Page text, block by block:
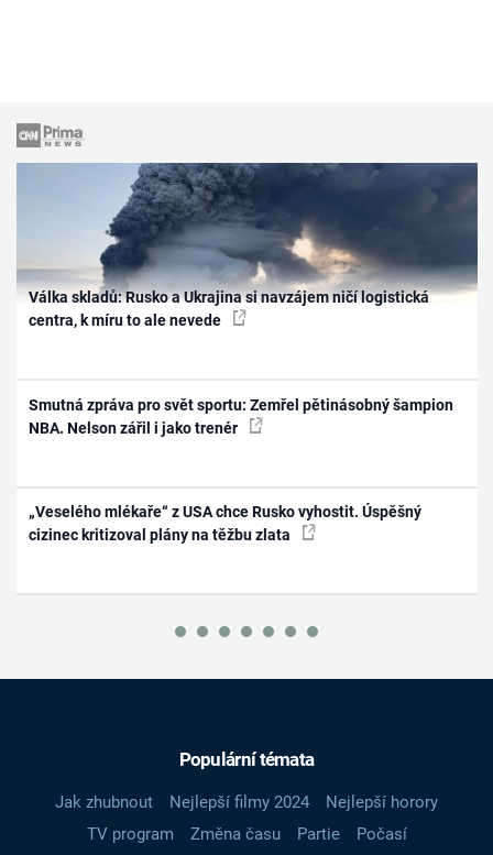
Válka skladů: Rusko a Ukrajina si navzájem ničí logistická
centra, k míru to ale nevede
Smutná zpráva pro svět sportu: Zemřel pětinásobný šampion
NBA. Nelson zářil i jako trenér
„Veselého mlékaře“ z USA chce Rusko vyhostit. Úspěšný
cizinec kritizoval plány na těžbu zlata
Populární témata
Jak zhubnout Nejlepší filmy 2024
Nejlepší horory
TV program
Změna času Partie
Počasí